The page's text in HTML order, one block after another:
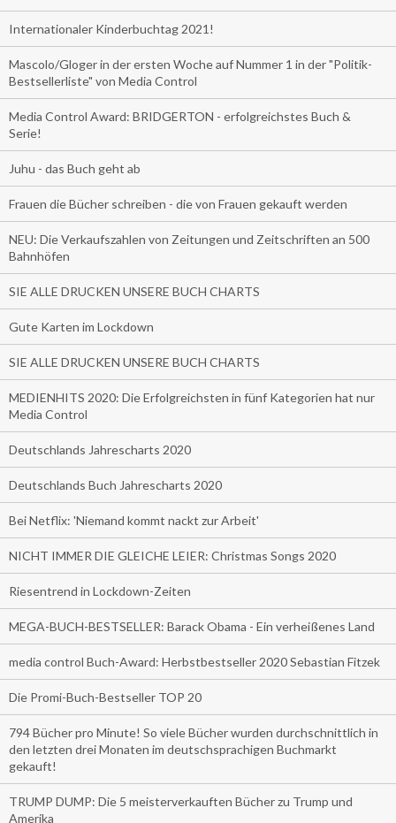
Internationaler Kinderbuchtag 2021!
Mascolo/Gloger in der ersten Woche auf Nummer 1 in der "Politik-
Bestsellerliste" von Media Control
Media Control Award: BRIDGERTON - erfolgreichstes Buch &
Serie!
Juhu - das Buch geht ab
Frauen die Bücher schreiben - die von Frauen gekauft werden
NEU: Die Verkaufszahlen von Zeitungen und Zeitschriften an 500
Bahnhöfen
SIE ALLE DRUCKEN UNSERE BUCH CHARTS
Gute Karten im Lockdown
SIE ALLE DRUCKEN UNSERE BUCH CHARTS
MEDIENHITS 2020: Die Erfolgreichsten in fünf Kategorien hat nur
Media Control
Deutschlands Jahrescharts 2020
Deutschlands Buch Jahrescharts 2020
Bei Netflix: 'Niemand kommt nackt zur Arbeit'
NICHT IMMER DIE GLEICHE LEIER: Christmas Songs 2020
Riesentrend in Lockdown-Zeiten
MEGA-BUCH-BESTSELLER: Barack Obama - Ein verheißenes Land
media control Buch-Award: Herbstbestseller 2020 Sebastian Fitzek
Die Promi-Buch-Bestseller TOP 20
794 Bücher pro Minute! So viele Bücher wurden durchschnittlich in
den letzten drei Monaten im deutschsprachigen Buchmarkt
gekauft!
TRUMP DUMP: Die 5 meisterverkauften Bücher zu Trump und
Amerika